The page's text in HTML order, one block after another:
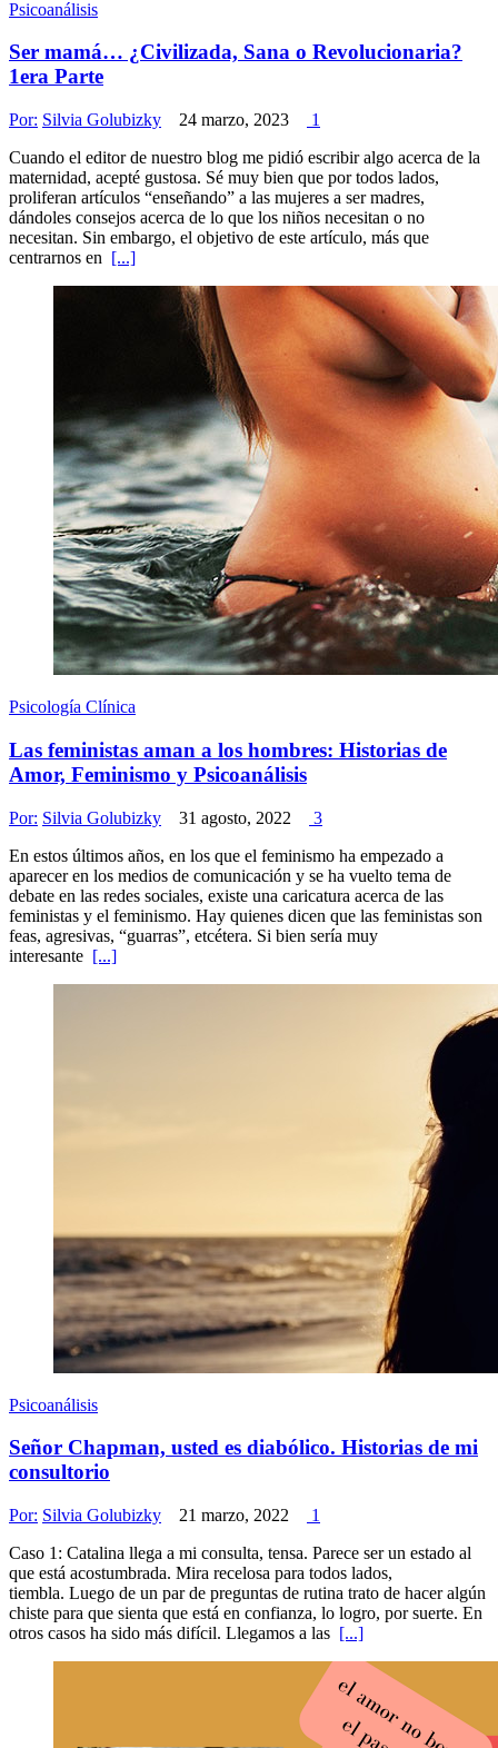
Psicoanálisis
Ser mamá… ¿Civilizada, Sana o Revolucionaria?
1era Parte
Por: Silvia Golubizky 24 marzo, 2023
1
Cuando el editor de nuestro blog me pidió escribir algo acerca de la
maternidad, acepté gustosa. Sé muy bien que por todos lados,
proliferan artículos “enseñando” a las mujeres a ser madres,
dándoles consejos acerca de lo que los niños necesitan o no
necesitan. Sin embargo, el objetivo de este artículo, más que
centrarnos en [...]
Psicología Clínica
Las feministas aman a los hombres: Historias de
Amor, Feminismo y Psicoanálisis
Por: Silvia Golubizky 31 agosto, 2022
3
En estos últimos años, en los que el feminismo ha empezado a
aparecer en los medios de comunicación y se ha vuelto tema de
debate en las redes sociales, existe una caricatura acerca de las
feministas y el feminismo. Hay quienes dicen que las feministas son
feas, agresivas, “guarras”, etcétera. Si bien sería muy
interesante [...]
Psicoanálisis
Señor Chapman, usted es diabólico. Historias de mi
consultorio
Por: Silvia Golubizky 21 marzo, 2022
1
Caso 1: Catalina llega a mi consulta, tensa. Parece ser un estado al
que está acostumbrada. Mira recelosa para todos lados,
tiembla. Luego de un par de preguntas de rutina trato de hacer algún
chiste para que sienta que está en confianza, lo logro, por suerte. En
otros casos ha sido más difícil. Llegamos a las [...]